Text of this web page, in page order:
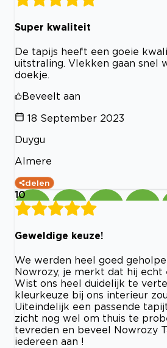
Super kwaliteit
De tapijs heeft een goeie
uitstraling. Vlekken gaan snel
doekje.
Beveelt aan
18 September 2023
Duygu
Almere
delen
10
Geweldige keuze!
We werden heel goed
Nowrozy, je merkt dat hij echt
Wist ons heel duidelijk te
kleurkeuze bij ons interieur
Uiteindelijk een passende
zicht nog wel om thuis te
tevreden en beveel Nowrozy
iedereen aan !